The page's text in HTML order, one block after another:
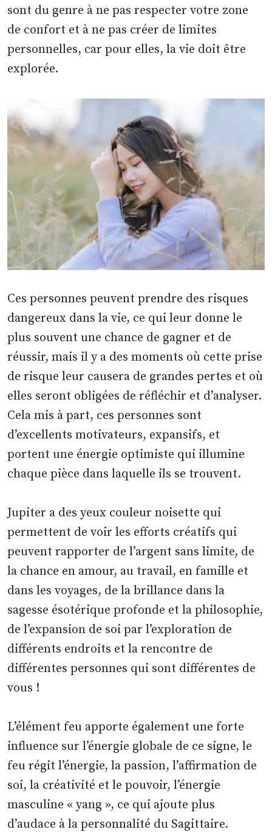
sont du genre à ne pas respecter votre zone
de confort et à ne pas créer de limites
personnelles, car pour elles, la vie doit être
explorée.
Ces personnes peuvent prendre des risques
dangereux dans la vie, ce qui leur donne le
plus souvent une chance de gagner et de
réussir, mais il y a des moments où cette prise
de risque leur causera de grandes pertes et où
elles seront obligées de réfléchir et d’analyser.
Cela mis à part, ces personnes sont
d’excellents motivateurs, expansifs, et
portent une énergie optimiste qui illumine
chaque pièce dans laquelle ils se trouvent.
Jupiter a des yeux couleur noisette qui
permettent de voir les efforts créatifs qui
peuvent rapporter de l’argent sans limite, de
la chance en amour, au travail, en famille et
dans les voyages, de la brillance dans la
sagesse ésotérique profonde et la philosophie,
de l’expansion de soi par l’exploration de
différents endroits et la rencontre de
différentes personnes qui sont différentes de
vous !
L’élément feu apporte également une forte
influence sur l’énergie globale de ce signe, le
feu régit l’énergie, la passion, l’affirmation de
soi, la créativité et le pouvoir, l’énergie
masculine « yang », ce qui ajoute plus
d’audace à la personnalité du Sagittaire.